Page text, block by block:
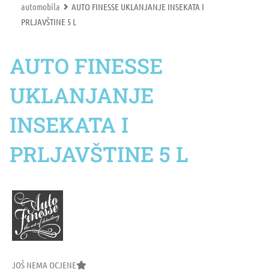
automobila
AUTO FINESSE UKLANJANJE INSEKATA I
PRLJAVŠTINE 5 L
AUTO FINESSE
UKLANJANJE
INSEKATA I
PRLJAVŠTINE 5 L
JOŠ NEMA OCJENE